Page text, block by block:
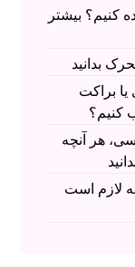
کنیم؟ بیشتر
بدانید
براکت
کنیم؟
هر آنچه
لازم است